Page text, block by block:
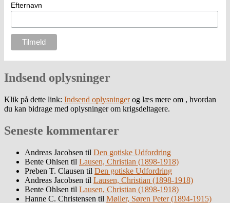
Efternavn
Indsend oplysninger
Klik på dette link: Indsend oplysningerog læs mere om , hvordan
du kan bidrage med oplysninger om krigsdeltagere.
Seneste kommentarer
Andreas Jacobsen til Den gotiske Udfordring
Bente Ohlsen til Lausen, Christian (1898-1918)
Preben T. Clausen til Den gotiske Udfordring
Andreas Jacobsen til Lausen, Christian (1898-1918)
Bente Ohlsen til Lausen, Christian (1898-1918)
Hanne C. Christensen til Møller, Søren Peter (1894-1915)